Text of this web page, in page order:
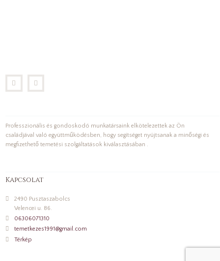
Professzionális és gondoskodó munkatársaink elkötelezettek az Ön
családjával való együttműködésben, hogy segítséget nyújtsanak a minőségi és
megfizethető temetési szolgáltatások kiválasztásában .
Kapcsolat
2490 Pusztaszabolcs
Velencei u. 86.
06306071310
temetkezes1991@gmail.com
Térkép